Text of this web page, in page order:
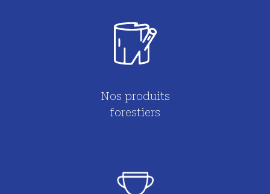
Nos produits
forestiers